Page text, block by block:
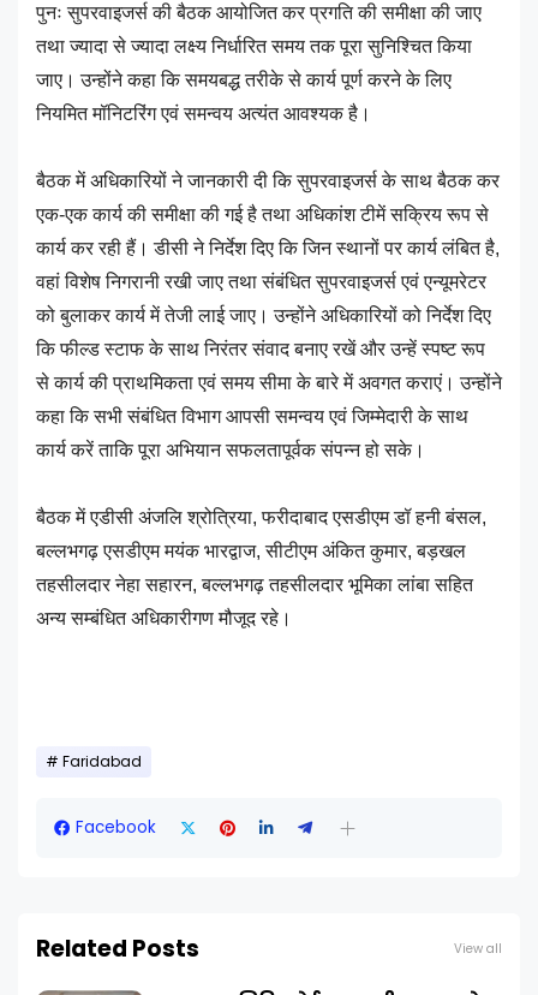
पुनः सुपरवाइजर्स की बैठक आयोजित कर प्रगति की समीक्षा की जाए
तथा ज्यादा से ज्यादा लक्ष्य निर्धारित समय तक पूरा सुनिश्चित किया
जाए। उन्होंने कहा कि समयबद्ध तरीके से कार्य पूर्ण करने के लिए
नियमित मॉनिटरिंग एवं समन्वय अत्यंत आवश्यक है।
बैठक में अधिकारियों ने जानकारी दी कि सुपरवाइजर्स के साथ बैठक कर
एक-एक कार्य की समीक्षा की गई है तथा अधिकांश टीमें सक्रिय रूप से
कार्य कर रही हैं। डीसी ने निर्देश दिए कि जिन स्थानों पर कार्य लंबित है,
वहां विशेष निगरानी रखी जाए तथा संबंधित सुपरवाइजर्स एवं एन्यूमरेटर
को बुलाकर कार्य में तेजी लाई जाए। उन्होंने अधिकारियों को निर्देश दिए
कि फील्ड स्टाफ के साथ निरंतर संवाद बनाए रखें और उन्हें स्पष्ट रूप
से कार्य की प्राथमिकता एवं समय सीमा के बारे में अवगत कराएं। उन्होंने
कहा कि सभी संबंधित विभाग आपसी समन्वय एवं जिम्मेदारी के साथ
कार्य करें ताकि पूरा अभियान सफलतापूर्वक संपन्न हो सके।
बैठक में एडीसी अंजलि श्रोत्रिया, फरीदाबाद एसडीएम डॉ हनी बंसल,
बल्लभगढ़ एसडीएम मयंक भारद्वाज, सीटीएम अंकित कुमार, बड़खल
तहसीलदार नेहा सहारन, बल्लभगढ़ तहसीलदार भूमिका लांबा सहित
अन्य सम्बंधित अधिकारीगण मौजूद रहे।
Faridabad
Facebook
Related Posts View all